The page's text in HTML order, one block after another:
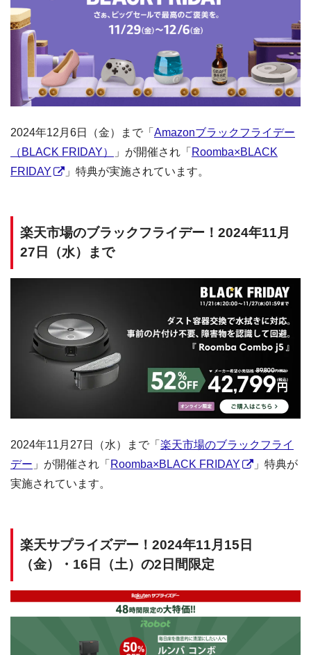
2024年12月6日（金）まで「 Amazonブラックフライデー
（BLACK FRIDAY）
」が開催され「 Roomba×BLACK
FRIDAY
」特典が実施されています。
楽天市場のブラックフライデー！2024年11月
27日（水）まで
2024年11月27日（水）まで「 楽天市場のブラックフライ
デー 」が開催され「 Roomba×BLACK FRIDAY
」特典が
実施されています。
楽天サプライズデー！2024年11月15日
（金）・16日（土）の2日間限定